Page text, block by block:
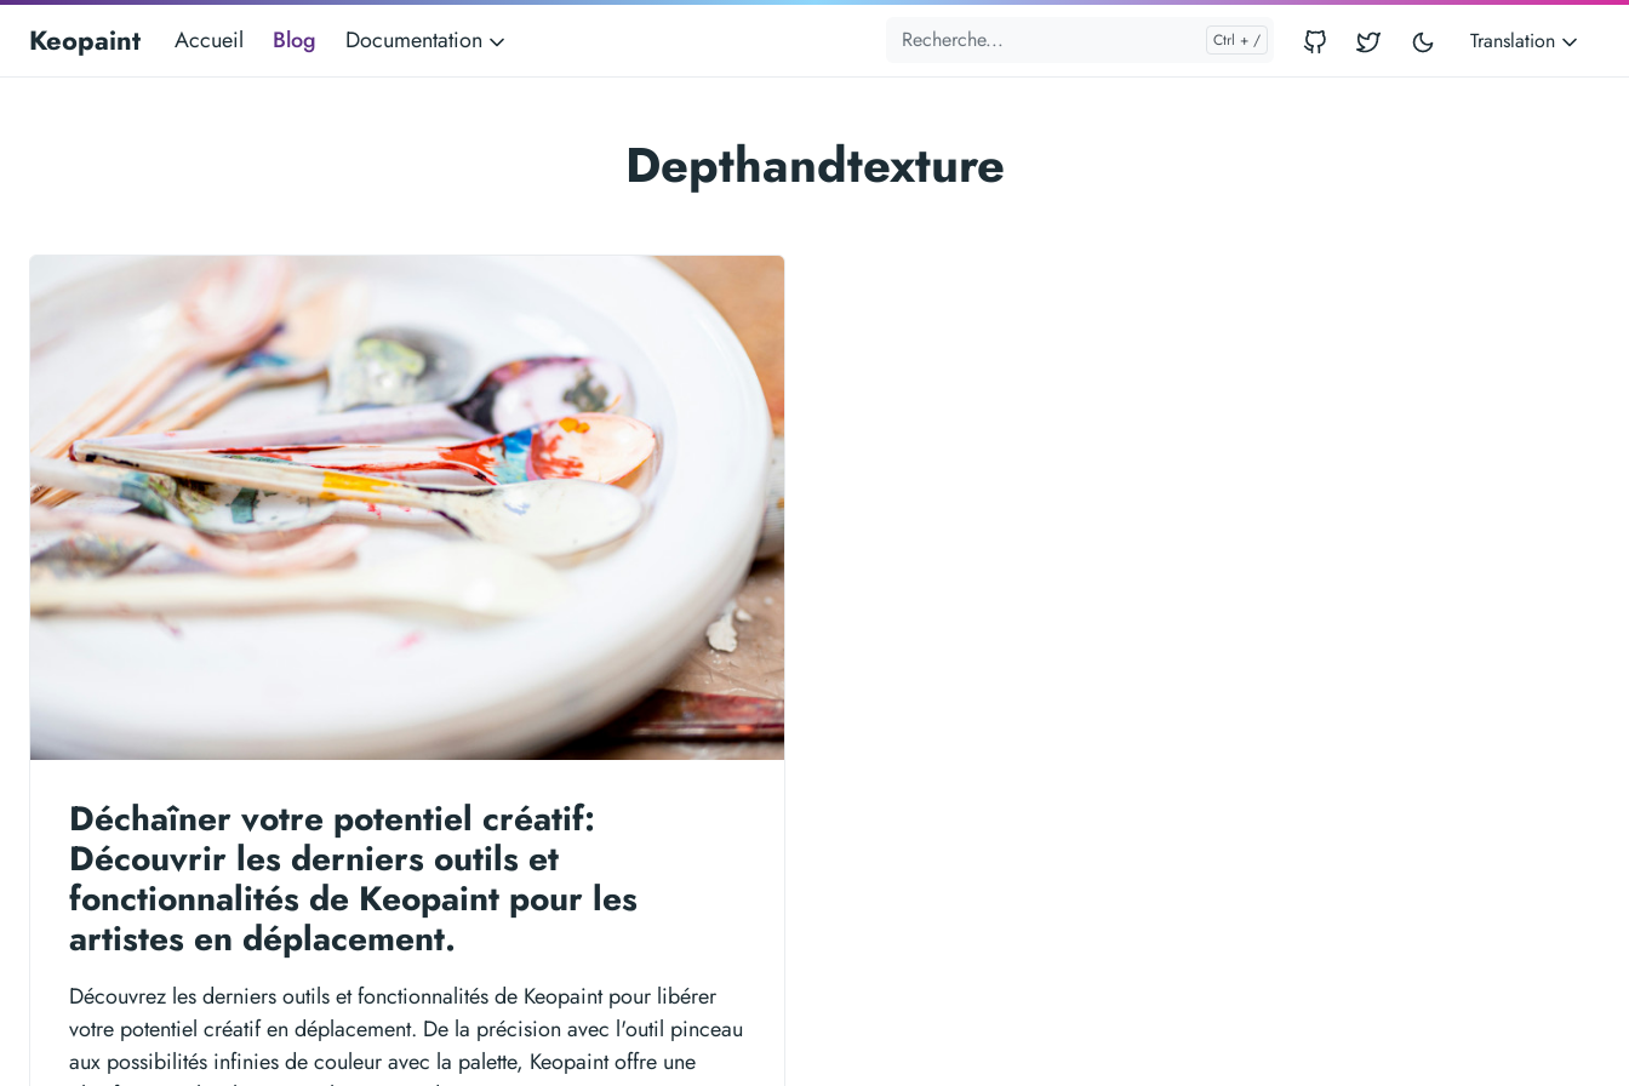
Keopaint Accueil Blog Documentation Translation
Depthandtexture
Déchaîner votre potentiel créatif:
Découvrir les derniers outils et
fonctionnalités de Keopaint pour les
artistes en déplacement.
Découvrez les derniers outils et fonctionnalités de Keopaint pour libérer
votre potentiel créatif en déplacement. De la précision avec l'outil pinceau
aux possibilités infinies de couleur avec la palette, Keopaint offre une